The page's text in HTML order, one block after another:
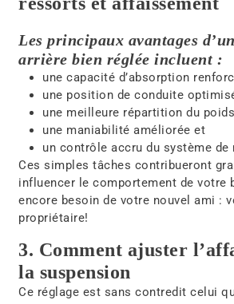
Les principaux avantages
arrière bien réglée incluent :
une capacité d’absorption
une position de conduite
une meilleure répartition du
une maniabilité améliorée et
un contrôle accru du système
Ces simples tâches contribueront
influencer le comportement de votre
encore besoin de votre nouvel ami :
propriétaire!
3. Comment ajuster
la suspension
Ce réglage est sans contredit celui